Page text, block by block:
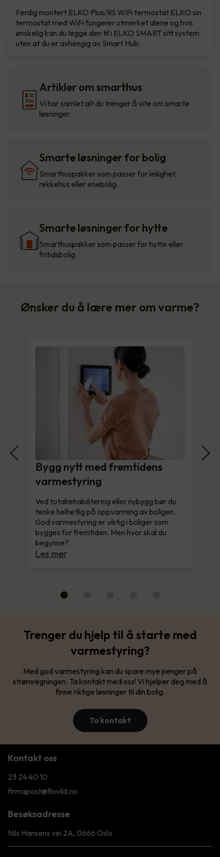
Ferdig montert ELKO Plus/RS WiFi termostat ELKO sin
termostat med WiFi fungerer utmerket alene og hvis
ønskelig kan du legge den til i ELKO SMART sitt system
uten at du er avhengig av Smart Hub.
Artikler om smarthus
Vi har samlet alt du trenger å vite om smarte
løsninger.
Smarte løsninger for bolig
Smarthuspakker som passer for leilighet,
rekkehus eller enebolig.
Smarte løsninger for hytte
Smarthuspakker som passer for hytte eller
fritidsbolig.
Ønsker du å lære mer om varme?
Bygg nytt med fremtidens
varmestyring
Ved totalrehabilitering eller nybygg bør du
tenke helhetlig på oppvarming av boligen.
God varmestyring er viktig i boliger som
bygges for fremtiden. Men hvor skal du
begynne?
Les mer
Trenger du hjelp til å starte med
varmestyring?
Med god varmestyring kan du spare mye penger på
strømregningen. Ta kontakt med oss! Vi hjelper deg med å
finne riktige løsninger til din bolig.
Ta kontakt
Kontakt oss
23 24 40 10
firmapost@flovild.no
Besøksadresse
Nils Hansens vei 2A, 0666 Oslo